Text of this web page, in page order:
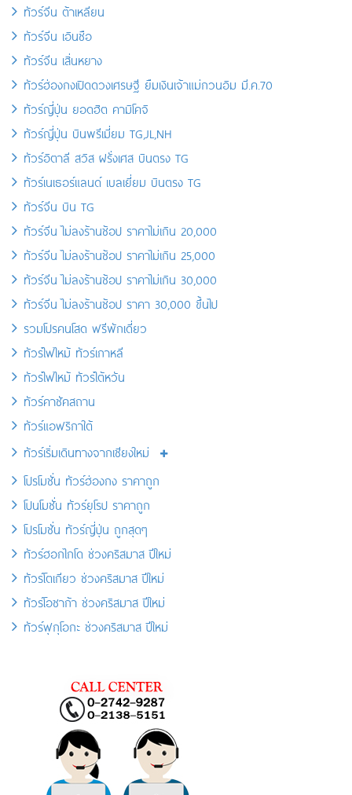
ทัวร์จีน ต้าเหลียน
ทัวร์จีน เอินซือ
ทัวร์จีน เสิ่นหยาง
ทัวร์ฮ่องกงเปิดดวงเศรษฐี ยืมเงินเจ้าแม่กวนอิม มี.ค.70
ทัวร์ญี่ปุ่น ยอดฮิต คามิโคจิ
ทัวร์ญี่ปุ่น บินพรีเมี่ยม TG,JL,NH
ทัวร์อิตาลี สวิส ฝรั่งเศส บินตรง TG
ทัวร์เนเธอร์แลนด์ เบลเยี่ยม บินตรง TG
ทัวร์จีน บิน TG
ทัวร์จีน ไม่ลงร้านช้อป ราคาไม่เกิน 20,000
ทัวร์จีน ไม่ลงร้านช้อป ราคาไม่เกิน 25,000
ทัวร์จีน ไม่ลงร้านช้อป ราคาไม่เกิน 30,000
ทัวร์จีน ไม่ลงร้านช้อป ราคา 30,000 ขึ้นไป
รวมโปรคนโสด ฟรีพักเดี่ยว
ทัวร์ไฟไหม้ ทัวร์เกาหลี
ทัวร์ไฟไหม้ ทัวร์ไต้หวัน
ทัวร์คาซัคสถาน
ทัวร์แอฟริกาใต้
ทัวร์เริ่มเดินทางจากเชียงใหม่
โปรโมชั่น ทัวร์ฮ่องกง ราคาถูก
โปนโมชั่น ทัวร์ยุโรป ราคาถูก
โปรโมชั่น ทัวร์ญี่ปุ่น ถูกสุดๆ
ทัวร์ฮอกไกโด ช่วงคริสมาส ปีใหม่
ทัวร์โตเกียว ช่วงคริสมาส ปีใหม่
ทัวร์โอซาก้า ช่วงคริสมาส ปีใหม่
ทัวร์ฟุกุโอกะ ช่วงคริสมาส ปีใหม่